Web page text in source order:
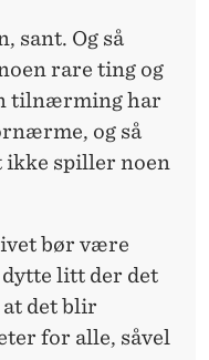
sant. Og så
rare ting og
tilnærming har
og så
ikke spiller noen
bør være
dytte litt der det
det blir
for alle, såvel